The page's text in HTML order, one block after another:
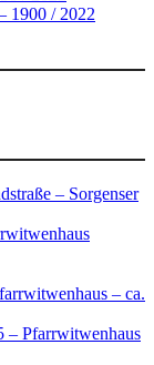
1900 / 2022
– Sorgenser
– ca.
– Pfarrwitwenhaus